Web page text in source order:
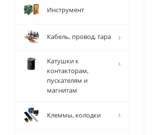
Инструмент
Кабель, провод, тара
Катушки к
контакторам,
пускателям и
магнитам
Клеммы, колодки